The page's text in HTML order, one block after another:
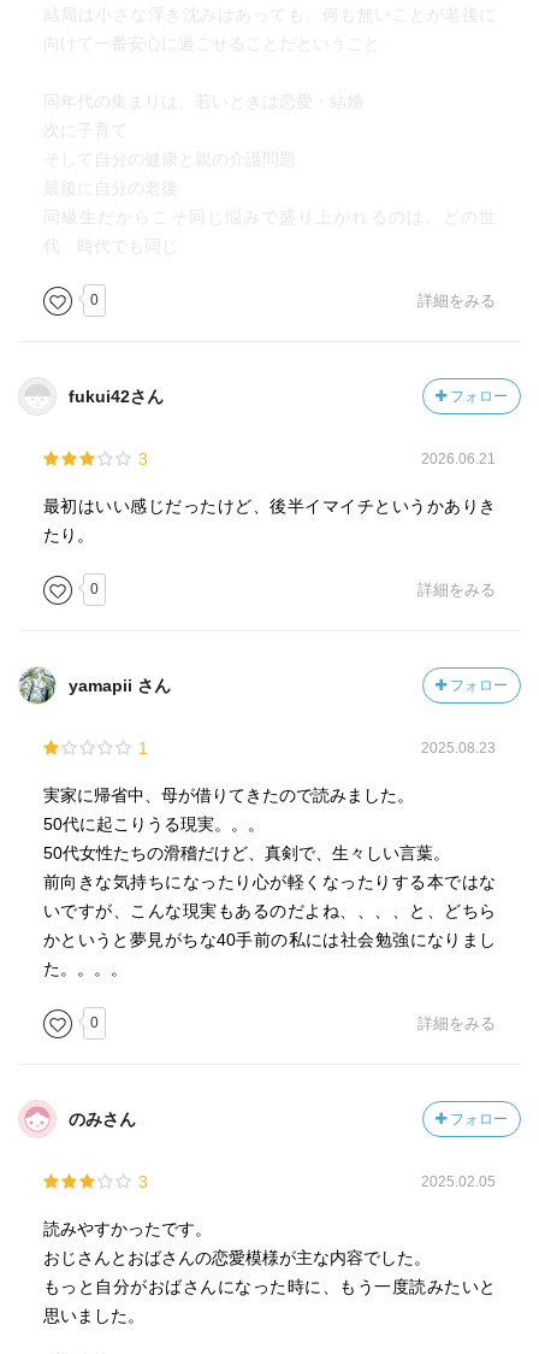
結局は小さな浮き沈みはあっても、何も無いことが老後に
向けて一番安心に過ごせることだということ
同年代の集まりは、若いときは恋愛・結婚
次に子育て
そして自分の健康と親の介護問題
最後に自分の老後
同級生だからこそ同じ悩みで盛り上がれるのは、どの世
代 時代でも同じ
0 詳細をみる
fukui42さん フォロー
3 2026.06.21
最初はいい感じだったけど、後半イマイチというかありき
たり。
0 詳細をみる
yamapii さん フォロー
1 2025.08.23
実家に帰省中、母が借りてきたので読みました。
50代に起こりうる現実。。。
50代女性たちの滑稽だけど、真剣で、生々しい言葉。
前向きな気持ちになったり心が軽くなったりする本ではな
いですが、こんな現実もあるのだよね、、、、と、どちら
かというと夢見がちな40手前の私には社会勉強になりまし
た。。。。
0 詳細をみる
のみさん フォロー
3 2025.02.05
読みやすかったです。
おじさんとおばさんの恋愛模様が主な内容でした。
もっと自分がおばさんになった時に、もう一度読みたいと
思いました。